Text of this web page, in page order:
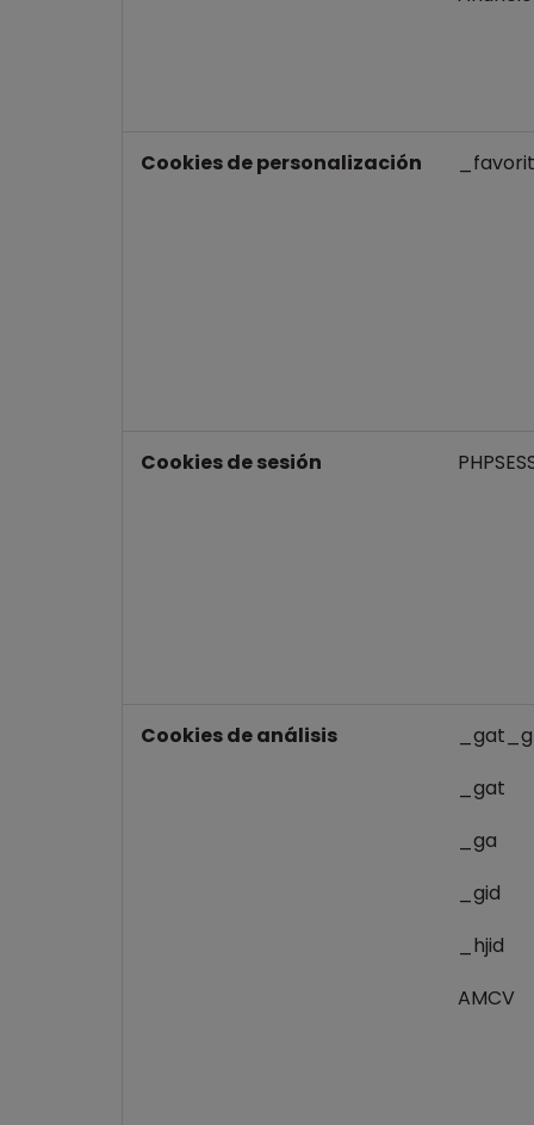
Cookies de personalización
Cookies de sesión
Cookies de análisis
_gat
_ga
_gid
_hjid
AMCV